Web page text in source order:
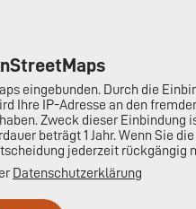
eingebunden. Durch die
Ihre IP-Adresse an den
Zweck dieser Einbindung
beträgt 1 Jahr. Wenn Sie
jederzeit rückgängig
Datenschutzerklärung